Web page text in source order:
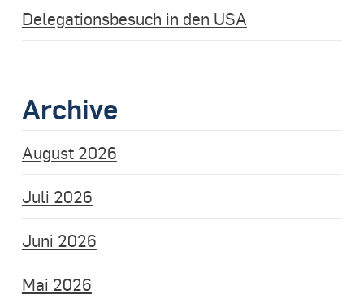
Delegationsbesuch in den USA
Archive
August 2026
Juli 2026
Juni 2026
Mai 2026